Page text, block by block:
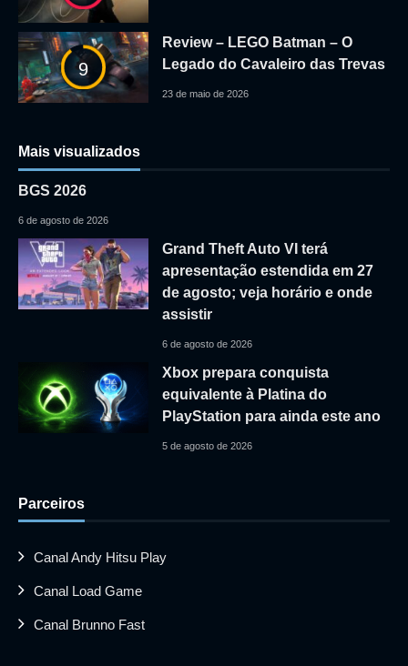
9
Review – LEGO Batman – O
Legado do Cavaleiro das Trevas
23 de maio de 2026
Mais visualizados
BGS 2026
6 de agosto de 2026
Grand Theft Auto VI terá
apresentação estendida em 27
de agosto; veja horário e onde
assistir
6 de agosto de 2026
Xbox prepara conquista
equivalente à Platina do
PlayStation para ainda este ano
5 de agosto de 2026
Parceiros
Canal Andy Hitsu Play
Canal Load Game
Canal Brunno Fast